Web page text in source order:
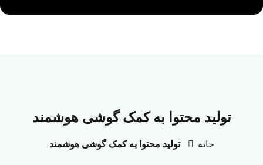
تولید محتوا به کمک گوشی هوشمند
خانه تولید محتوا به کمک گوشی هوشمند